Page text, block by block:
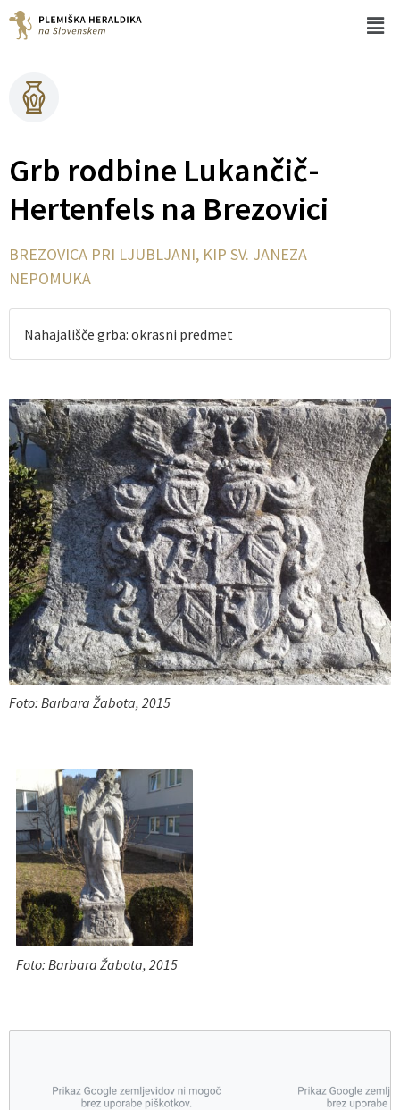
Grb rodbine Lukančič-
Hertenfels na Brezovici
BREZOVICA PRI LJUBLJANI, KIP SV. JANEZA
NEPOMUKA
Nahajališče grba: okrasni predmet
Foto: Barbara Žabota, 2015
Foto: Barbara Žabota, 2015